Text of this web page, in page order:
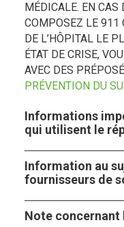
MÉDICALE. EN CAS
COMPOSEZ LE 911
DE L’HÔPITAL LE
ÉTAT DE CRISE,
AVEC DES
PRÉVENTION DU
Informations
qui utilisent le
Information au
fournisseurs de
Note